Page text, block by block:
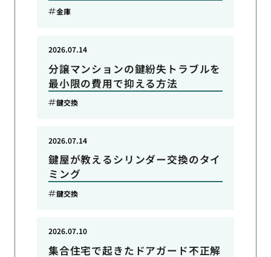
金庫
分譲マンションの鍵紛失トラブルを
最小限の費用で抑える方法
2026.07.14
鍵交換
鍵屋が教えるシリンダー交換のタイ
ミング
2026.07.14
鍵交換
集合住宅で起きたドアガード不正解
2026.07.10